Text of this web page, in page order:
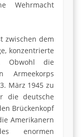
Wehrmacht
zwischen dem
konzentrierte
Obwohl die
Armeekorps
März 1945 zu
die deutsche
Brückenkopf
Amerikanern
enormen